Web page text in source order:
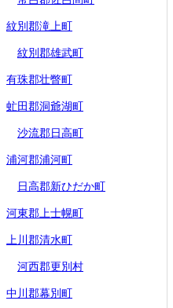
紋別郡滝上町
紋別郡雄武町
有珠郡壮瞥町
虻田郡洞爺湖町
沙流郡日高町
浦河郡浦河町
日高郡新ひだか町
河東郡上士幌町
上川郡清水町
河西郡更別村
中川郡幕別町